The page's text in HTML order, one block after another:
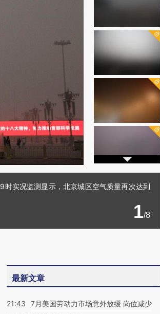
实况监测显示，北京城区空气质量再次达到
1/8
最新文章
21:43
7月美国劳动力市场意外放缓 岗位减少